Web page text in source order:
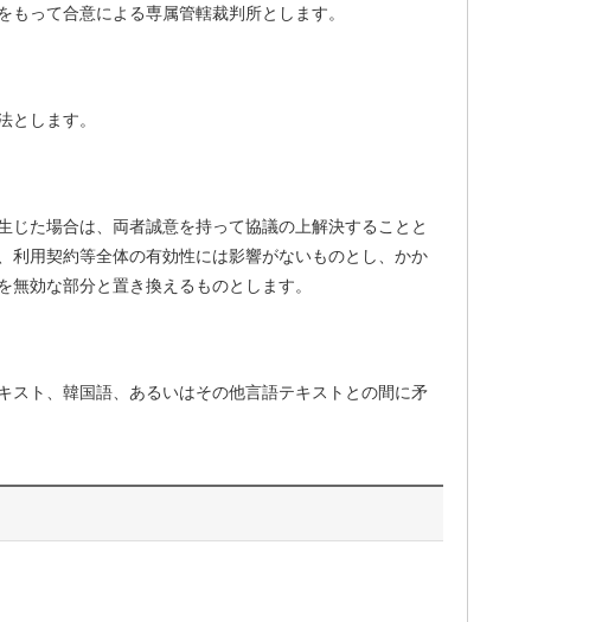
って合意による専属管轄裁判所とします。
とします。
た場合は、両者誠意を持って協議の上解決することと
利用契約等全体の有効性には影響がないものとし、かか
効な部分と置き換えるものとします。
スト、韓国語、あるいはその他言語テキストとの間に矛